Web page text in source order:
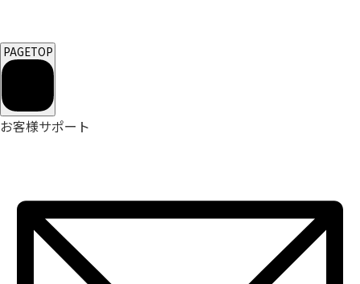
PAGETOP
お客様サポート